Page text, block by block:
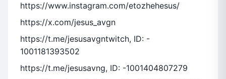
https://www.instagram.com/etozhehesus/
https://x.com/jesus_avgn
https://t.me/jesusavgntwitch, ID: -
1001181393502
https://t.me/jesusavng, ID: -1001404807279